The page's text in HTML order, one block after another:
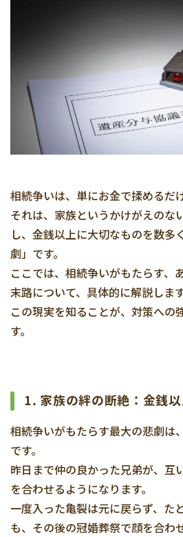
相続争いは、単にお金で揉めるだ
それは、家族というかけがえのな
し、金銭以上に大切なものを数多
劇」です。
ここでは、相続争いがもたらす、
末路について、具体的に解説します
この現実を知ることが、対策への
す。
1. 家族の絆の断絶：金銭
相続争いがもたらす最大の悲劇は
です。
昨日まで仲の良かった兄弟が、互
を合わせるようになります。
一度入った亀裂は元に戻らず、た
も、その後の冠婚葬祭で顔を合わ